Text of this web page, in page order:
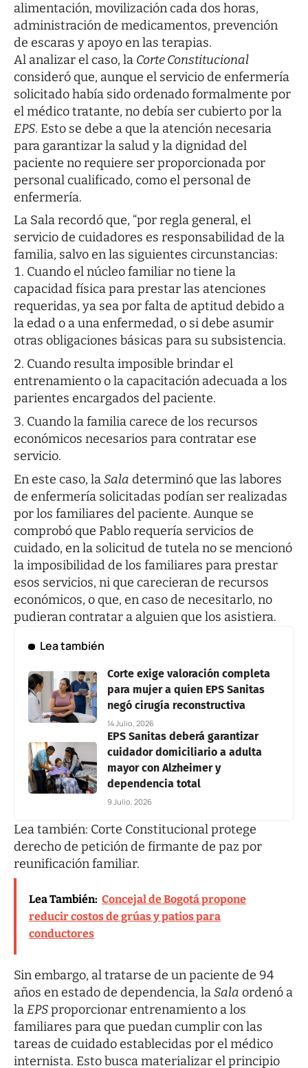
alimentación, movilización cada dos horas,
administración de medicamentos, prevención
de escaras y apoyo en las terapias.
Al analizar el caso, la Corte Constitucional
consideró que, aunque el servicio de enfermería
solicitado había sido ordenado formalmente por
el médico tratante, no debía ser cubierto por la
EPS. Esto se debe a que la atención necesaria
para garantizar la salud y la dignidad del
paciente no requiere ser proporcionada por
personal cualificado, como el personal de
enfermería.
La Sala recordó que, “por regla general, el
servicio de cuidadores es responsabilidad de la
familia, salvo en las siguientes circunstancias:
Cuando el núcleo familiar no tiene la
capacidad física para prestar las atenciones
requeridas, ya sea por falta de aptitud debido a
la edad o a una enfermedad, o si debe asumir
otras obligaciones básicas para su subsistencia.
Cuando resulta imposible brindar el
entrenamiento o la capacitación adecuada a los
parientes encargados del paciente.
Cuando la familia carece de los recursos
económicos necesarios para contratar ese
servicio.
En este caso, laSala determinó que las labores
de enfermería solicitadas podían ser realizadas
por los familiares del paciente. Aunque se
comprobó que Pablo requería servicios de
cuidado, en la solicitud de tutela no se mencionó
la imposibilidad de los familiares para prestar
esos servicios, ni que carecieran de recursos
económicos, o que, en caso de necesitarlo, no
pudieran contratar a alguien que los asistiera.
Lea también
Corte exige valoración completa
para mujer a quien EPS Sanitas
negó cirugía reconstructiva
14 Julio, 2026
EPS Sanitas deberá garantizar
cuidador domiciliario a adulta
mayor con Alzheimer y
dependencia total
9 Julio, 2026
Lea también: Corte Constitucional protege
derecho de petición de firmante de paz por
reunificación familiar.
Lea También: Concejal de Bogotá propone
reducir costos de grúas y patios para
conductores
Sin embargo, al tratarse de un paciente de 94
años en estado de dependencia, laSala ordenó a
laEPSproporcionar entrenamiento a los
familiares para que puedan cumplir con las
tareas de cuidado establecidas por el médico
internista. Esto busca materializar el principio